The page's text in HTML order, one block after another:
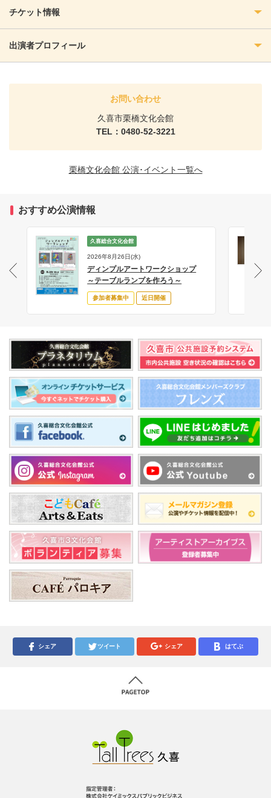
チケット情報
出演者プロフィール
お問い合わせ
久喜市栗橋文化会館
TEL：0480-52-3221
栗橋文化会館 公演･イベント一覧へ
おすすめ公演情報
久喜総合文化会館
2026年8月26日(水)
ディンプルアートワークショップ
～テーブルランプを作ろう～
参加者募集中 近日開催
シェア ツイート シェア はてぶ